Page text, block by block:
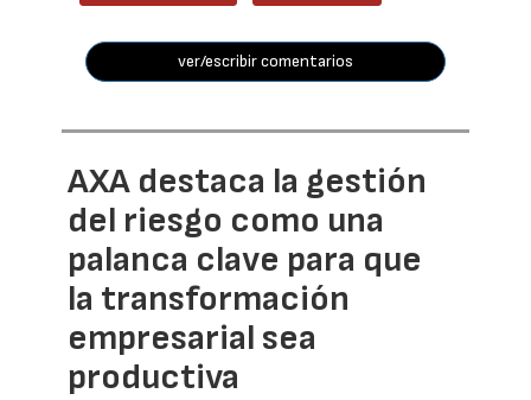
ver/escribir comentarios
AXA destaca la gestión
del riesgo como una
palanca clave para que
la transformación
empresarial sea
productiva